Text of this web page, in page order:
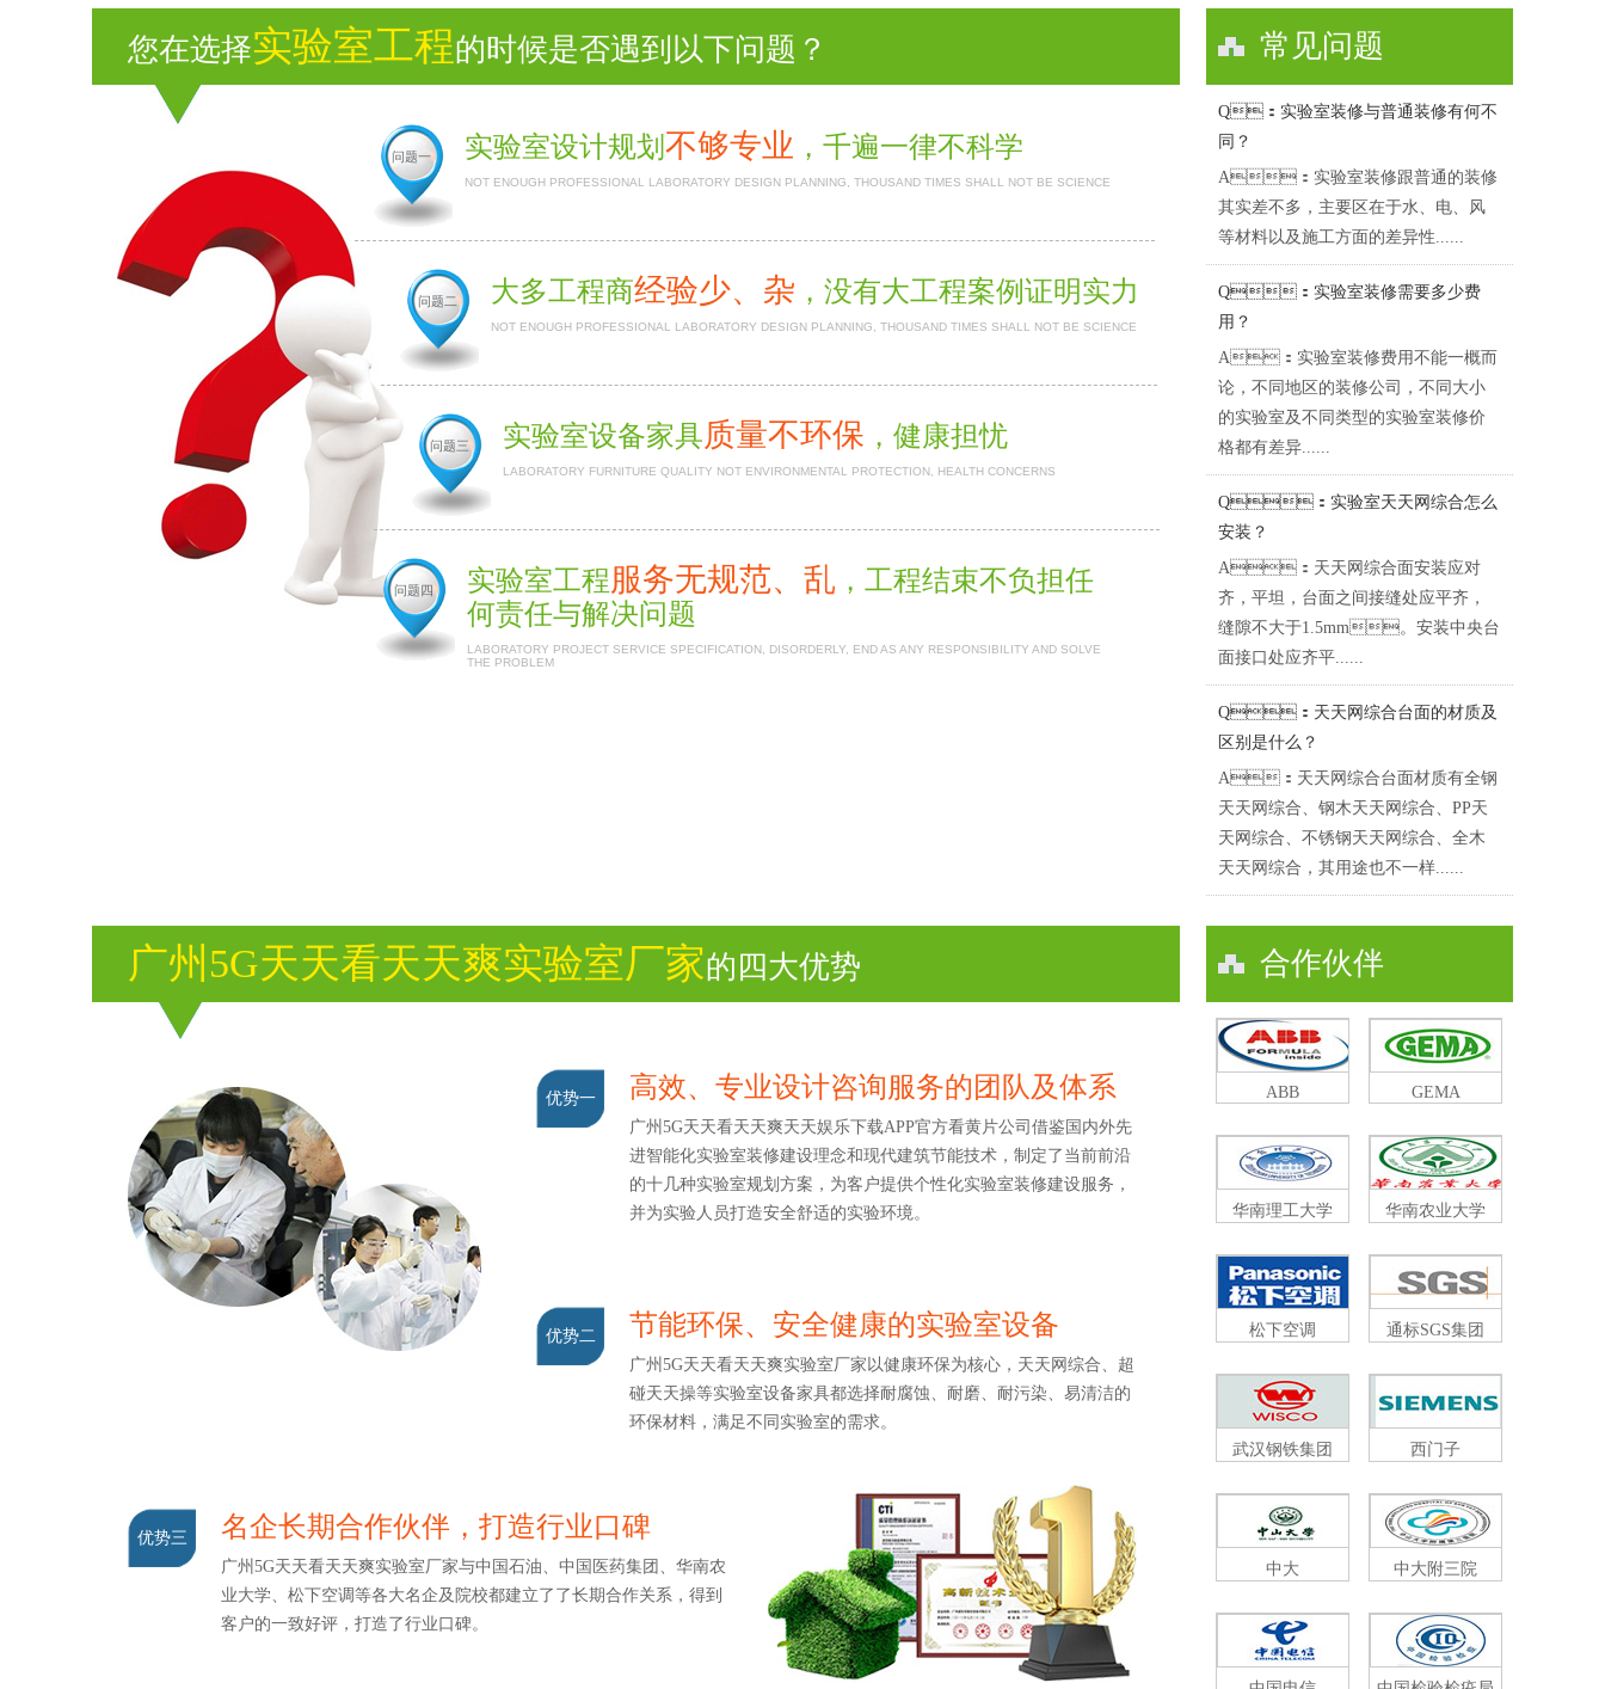
您在选择实验室工程的时候是否遇到以下问题？
问题一 实验室设计规划 不够专业 ，千遍一律不科学
NOT ENOUGH PROFESSIONAL LABORATORY DESIGN PLANNING, THOUSAND TIMES SHALL NOT BE SCIENCE
问题二 大多工程商经验少、杂 ，没有大工程案例证明实力
NOT ENOUGH PROFESSIONAL LABORATORY DESIGN PLANNING, THOUSAND TIMES SHALL NOT BE SCIENCE
问题三 实验室设备家具质量不环保 ，健康担忧
LABORATORY FURNITURE QUALITY NOT ENVIRONMENTAL PROTECTION, HEALTH CONCERNS
问题四 实验室工程服务无规范、乱 ，工程结束不负担任
何责任与解决问题
LABORATORY PROJECT SERVICE SPECIFICATION, DISORDERLY, END AS ANY RESPONSIBILITY AND SOLVE
THE PROBLEM
常见问题
Q：实验室装修与普通装修有何不
同？
A：实验室装修跟普通的装修
其实差不多，主要区在于水、电、风
等材料以及施工方面的差异性......
Q：实验室装修需要多少费
用？
A：实验室装修费用不能一概而
论，不同地区的装修公司，不同大小
的实验室及不同类型的实验室装修价
格都有差异......
Q：实验室天天网综合怎么
安装？
A：天天网综合面安装应对
齐，平坦，台面之间接缝处应平齐，
缝隙不大于1.5mm。安装中央台
面接口处应齐平......
Q：天天网综合台面的材质及
区别是什么？
A：天天网综合台面材质有全钢
天天网综合、钢木天天网综合、PP天
天网综合、不锈钢天天网综合、全木
天天网综合，其用途也不一样......
广州5G天天看天天爽实验室厂家的四大优势
优势一 高效、专业设计咨询服务的团队及体系
广州5G天天看天天爽天天娱乐下载APP官方看黄片公司借鉴国内外先
进智能化实验室装修建设理念和现代建筑节能技术，制定了当前前沿
的十几种实验室规划方案，为客户提供个性化实验室装修建设服务，
并为实验人员打造安全舒适的实验环境。
优势二 节能环保、安全健康的实验室设备
广州5G天天看天天爽实验室厂家以健康环保为核心，天天网综合、超
碰天天操等实验室设备家具都选择耐腐蚀、耐磨、耐污染、易清洁的
环保材料，满足不同实验室的需求。
优势三 名企长期合作伙伴，打造行业口碑
广州5G天天看天天爽实验室厂家与中国石油、中国医药集团、华南农
业大学、松下空调等各大名企及院校都建立了了长期合作关系，得到
客户的一致好评，打造了行业口碑。
合作伙伴
ABB GEMA
华南理工大学 华南农业大学
松下空调 通标SGS集团
武汉钢铁集团 西门子
中大 中大附三院